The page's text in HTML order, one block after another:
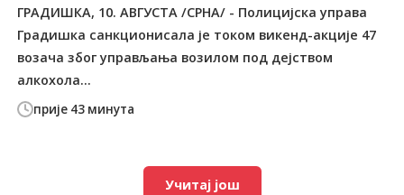
прије 43 минута
ГРАДИШКА, 10. АВГУСТА /СРНА/ - Полицијска управа
Градишка санкционисала је током викенд-акције 47
возача због управљања возилом под дејством
алкохола...
Учитај још